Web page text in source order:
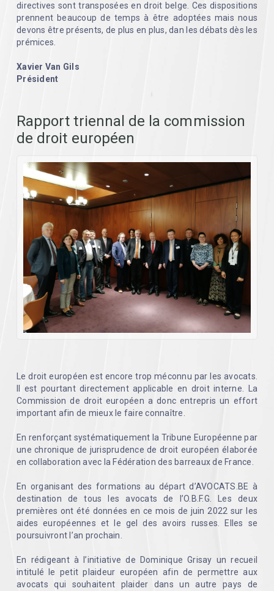
directives sont transposées en droit belge. Ces dispositions
prennent beaucoup de temps à être adoptées mais nous
devons être présents, de plus en plus, dan les débats dès les
prémices.
Xavier Van Gils
Président
Rapport triennal de la commission
de droit européen
Le droit européen est encore trop méconnu par les avocats.
Il est pourtant directement applicable en droit interne. La
Commission de droit européen a donc entrepris un effort
important afin de mieux le faire connaître.
En renforçant systématiquement la Tribune Européenne par
une chronique de jurisprudence de droit européen élaborée
en collaboration avec la Fédération des barreaux de France.
En organisant des formations au départ d’AVOCATS.BE à
destination de tous les avocats de l’O.B.F.G. Les deux
premières ont été données en ce mois de juin 2022 sur les
aides européennes et le gel des avoirs russes. Elles se
poursuivront l’an prochain.
En rédigeant à l’initiative de Dominique Grisay un recueil
intitulé le petit plaideur européen afin de permettre aux
avocats qui souhaitent plaider dans un autre pays de